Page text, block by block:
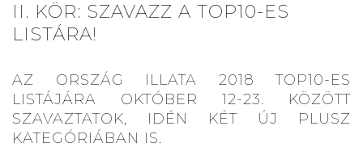
II. KÖR: SZAVAZZ A TOP10-ES
LISTÁRA!
AZ ORSZÁG ILLATA 2018 TOP10-ES
LISTÁJÁRA OKTÓBER 12-23. KÖZÖTT
SZAVAZTATOK, IDÉN KÉT ÚJ PLUSZ
KATEGÓRIÁBAN IS.